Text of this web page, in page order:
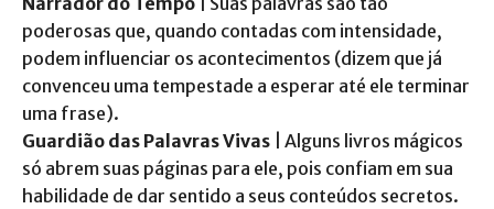
poderosas que, quando contadas com intensidade,
podem influenciar os acontecimentos (dizem que já
convenceu uma tempestade a esperar até ele terminar
uma frase).
Guardião das Palavras Vivas | Alguns livros mágicos
só abrem suas páginas para ele, pois confiam em sua
habilidade de dar sentido a seus conteúdos secretos.